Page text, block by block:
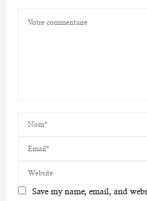
Save my name, email, and